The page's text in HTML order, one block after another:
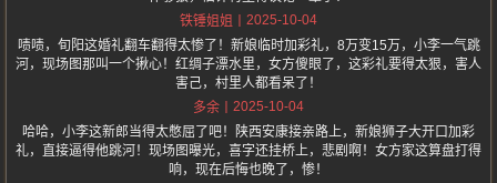
铁锤姐姐
2025-10-04
啧啧，旬阳这婚礼翻车翻得太惨了！新娘临时加彩礼，8万变15万，小李一气跳
河，现场图那叫一个揪心！红绸子漂水里，女方傻眼了，这彩礼要得太狠，害人
害己，村里人都看呆了！
多余
2025-10-04
哈哈，小李这新郎当得太憋屈了吧！陕西安康接亲路上，新娘狮子大开口加彩
礼，直接逼得他跳河！现场图曝光，喜字还挂桥上，悲剧啊！女方家这算盘打得
响，现在后悔也晚了，惨！